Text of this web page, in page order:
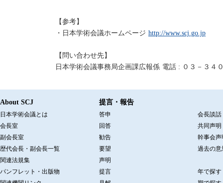
【参考】
・日本学術会議ホームページ http://www.scj.go.jp
【問い合わせ先】
日本学術会議事務局企画課広報係 電話 : ０３－３４
About SCJ
日本学術会議とは
会長室
副会長室
歴代会長・副会長一覧
関連法規集
パンフレット・出版物
提言・報告
答申
回答
勧告
要望
声明
提言
会長談話
共同声明
幹事会声
過去の意
年で探す